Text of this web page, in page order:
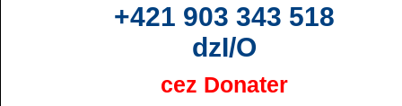
+421 903 343 518
dzI/O
cez Donater